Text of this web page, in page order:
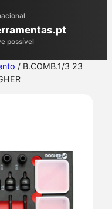
possível
/ B.COMB.1/3 23